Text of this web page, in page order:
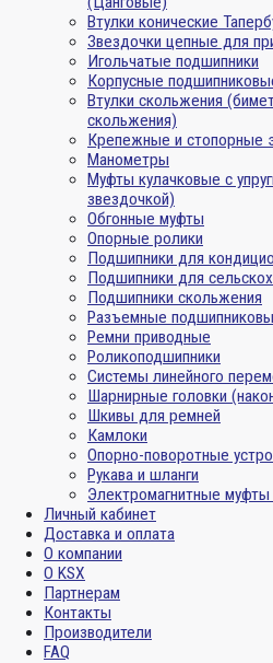
Втулки конические
Звездочки цепные для
Игольчатые подшипники
Корпусные
Втулки скольжения
скольжения)
Крепежные и стопорные
Манометры
Муфты кулачковые с
звездочкой)
Обгонные муфты
Опорные ролики
Подшипники для
Подшипники для
Подшипники скольжения
Разъемные
Ремни приводные
Роликоподшипники
Системы линейного
Шарнирные головки
Шкивы для ремней
Камлоки
Опорно-поворотные
Рукава и шланги
Электромагнитные
Личный кабинет
Доставка и оплата
О компании
О KSX
Партнерам
Контакты
Производители
FAQ